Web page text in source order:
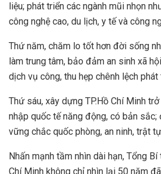
liệu; phát triển các ngành mũi nhọn
công nghệ cao, du lịch, y tế và công
Thứ năm, chăm lo tốt hơn đời sống
làm trung tâm, bảo đảm an sinh xã
dịch vụ công, thu hẹp chênh lệch phát
Thứ sáu, xây dựng TP.Hồ Chí Minh
nhập quốc tế năng động, có bản
vững chắc quốc phòng, an ninh, trật
Nhấn mạnh tầm nhìn dài hạn, Tổng
Chí Minh không chỉ nhìn lại 50 năm